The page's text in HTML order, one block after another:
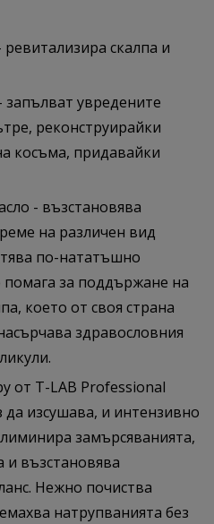
скалпа и
увредените
реконструирайки
косъма, придавайки
- възстановява
на различен вид
по-нататъшно
за поддържане на
което от своя страна
здравословния
от T-LAB Professional
да изсушава, и интензивно
замърсяванията,
и възстановява
Нежно почиства
натрупванията без